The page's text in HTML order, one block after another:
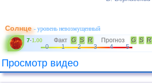
Солнце- уровень невозмущенный
7-1.00 Факт G S R Прогноз G S
R
0
1 2 3 4 5
Просмотр видео